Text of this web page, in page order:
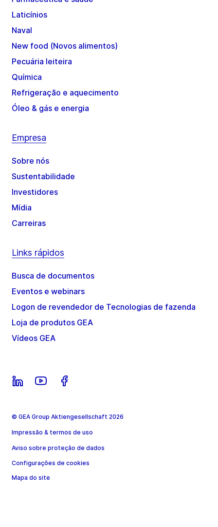
Laticínios
Naval
New food (Novos alimentos)
Pecuária leiteira
Química
Refrigeração e aquecimento
Óleo & gás e energia
Empresa
Sobre nós
Sustentabilidade
Investidores
Mídia
Carreiras
Links rápidos
Busca de documentos
Eventos e webinars
Logon de revendedor de Tecnologias de fazenda
Loja de produtos GEA
Vídeos GEA
© GEA Group Aktiengesellschaft 2026
Impressão & termos de uso
Aviso sobre proteção de dados
Configurações de cookies
Mapa do site